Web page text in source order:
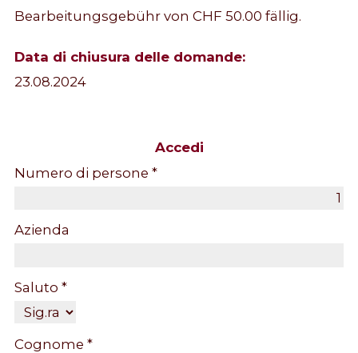
Bearbeitungsgebühr von CHF 50.00 fällig.
Data di chiusura delle domande:
23.08.2024
Accedi
Numero di persone *
Azienda
Saluto *
Cognome *